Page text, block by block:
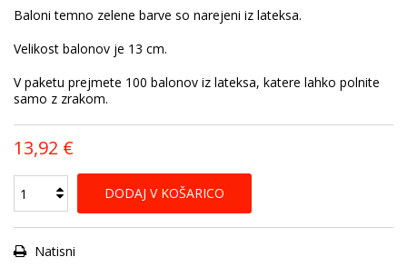
Baloni temno zelene barve so narejeni iz lateksa.
Velikost balonov je 13 cm.
V paketu prejmete 100 balonov iz lateksa, katere lahko polnite
samo z zrakom.
13,92 €
DODAJ V KOŠARICO
Natisni